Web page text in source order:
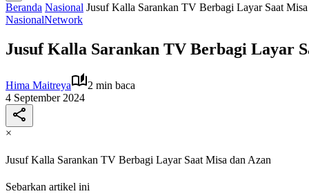
Beranda Nasional Jusuf Kalla Sarankan TV Berbagi Layar Saat
NasionalNetwork
Jusuf Kalla Sarankan TV Berbagi Layar
Hima Maitreya
2 min baca
4 September 2024
×
Jusuf Kalla Sarankan TV Berbagi Layar Saat Misa dan Azan
Sebarkan artikel ini